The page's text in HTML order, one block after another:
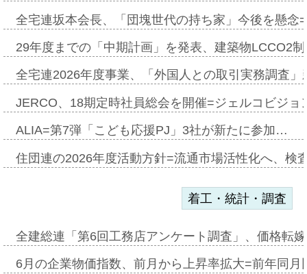
全宅連坂本会長、「団塊世代の持ち家」今後を懸
29年度までの「中期計画」を発表、建築物LCCO2
全宅連2026年度事業、「外国人との取引実務調査
JERCO、18期定時社員総会を開催=ジェルコビジ
ALIA=第7弾「こども応援PJ」3社が新たに参加…
住団連の2026年度活動方針=流通市場活性化へ、検
着工・統計・調査
全建総連「第6回工務店アンケート調査」、価格転
6月の企業物価指数、前月から上昇率拡大=前年同